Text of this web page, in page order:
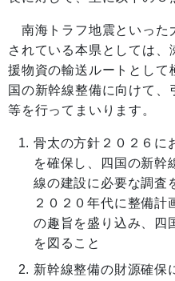
南海トラフ地震といった
されている本県としては
援物資の輸送ルートとして
国の新幹線整備に向けて
等を行ってまいります。
骨太の方針２０２６に
を確保し、四国の新幹
線の建設に必要な調査
２０２０年代に整備計
の趣旨を盛り込み、四
を図ること
新幹線整備の財源確保